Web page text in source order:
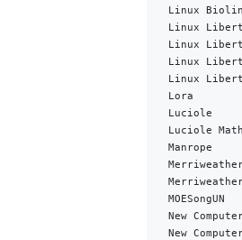
Linux
Linux
Linux
Linux
Linux
Lora
Luciole
Luciole Math
Manrope
MOESongUN
New
New